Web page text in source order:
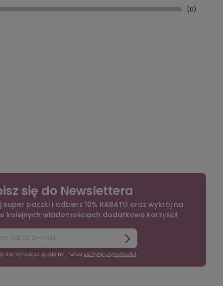
(0)
się do Newslettera
paczki i odbierz 10% RABATU oraz wykrój na
kolejnych wiadomościach dodatkowe korzyści!
się, wyrażasz zgodę na naszą politykę prywatności.